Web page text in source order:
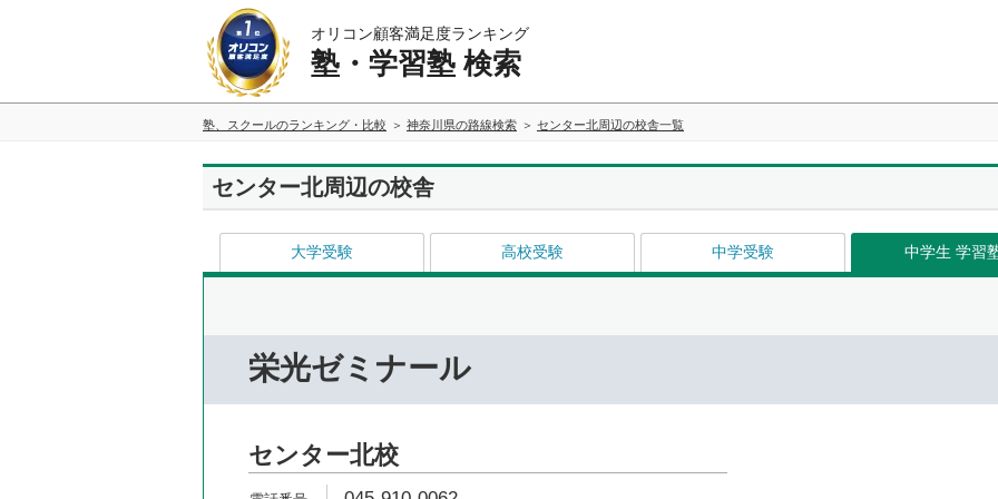
オリコン顧客満足度ランキング
塾・学習塾 検索
塾、スクールのランキング・比較 神奈川県の路線検索 センター北周辺の校舎一覧
センター北周辺の校舎
大学受験 高校受験 中学受験 中学生 学習
栄光ゼミナール
センター北校